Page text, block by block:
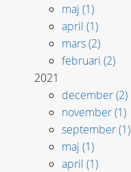
maj (1)
april (1)
mars (2)
februari (2)
2021
december (2)
november (1)
september (1)
maj (1)
april (1)